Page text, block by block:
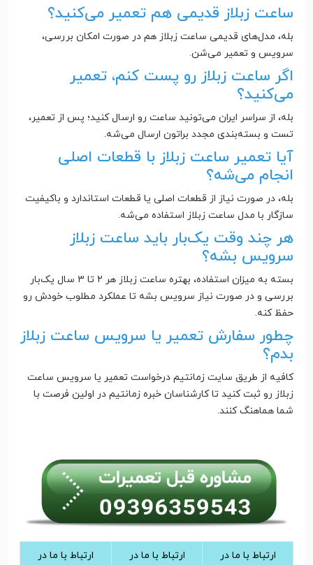
ساعت زبلاز قدیمی هم تعمیر می‌کنید؟
بله، مدل‌های قدیمی ساعت زبلاز هم در صورت امکان بررسی،
سرویس و تعمیر می‌شن.
اگر ساعت زبلاز رو پست کنم، تعمیر
می‌کنید؟
بله، از سراسر ایران می‌تونید ساعت رو ارسال کنید؛ پس از تعمیر،
تست و بسته‌بندی مجدد براتون ارسال می‌شه.
آیا تعمیر ساعت زبلاز با قطعات اصلی
انجام می‌شه؟
بله، در صورت نیاز از قطعات اصلی یا قطعات استاندارد و باکیفیت
سازگار با مدل ساعت زبلاز استفاده می‌شه.
هر چند وقت یک‌بار باید ساعت زبلاز
سرویس بشه؟
بسته به میزان استفاده، بهتره ساعت زبلاز هر ۲ تا ۳ سال یک‌بار
بررسی و در صورت نیاز سرویس بشه تا عملکرد مطلوب خودش رو
حفظ کنه.
چطور سفارش تعمیر یا سرویس ساعت زبلاز
بدم؟
کافیه از طریق سایت زمانتیم درخواست تعمیر یا سرویس ساعت
زبلاز رو ثبت کنید تا کارشناسان خبره زمانتیم در اولین فرصت با
شما هماهنگ کنند.
ارتباط با ما در
ارتباط با ما در
ارتباط با ما در